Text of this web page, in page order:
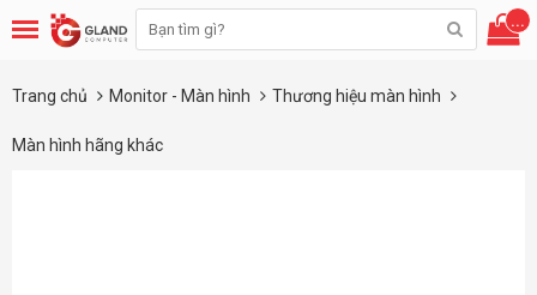
...
Trang chủ Monitor - Màn hình Thương hiệu màn hình
Màn hình hãng khác